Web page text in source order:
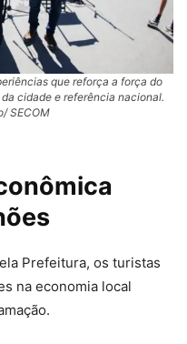
que reforça a força do
cidade e referência nacional.
SECOM
Prefeitura, os turistas
na economia local